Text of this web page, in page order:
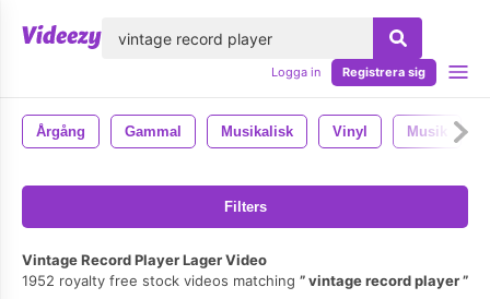
Logga in Registrera sig
Årgång Gammal Musikalisk Vinyl Musik
Filters
Vintage Record Player Lager Video
1952 royalty free stock videos matching
vintage record player